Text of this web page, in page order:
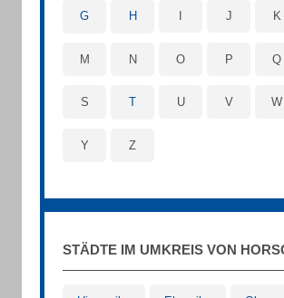
G H J K
M N O P Q
S T U V W
Y Z
STÄDTE IM UMKREIS VON